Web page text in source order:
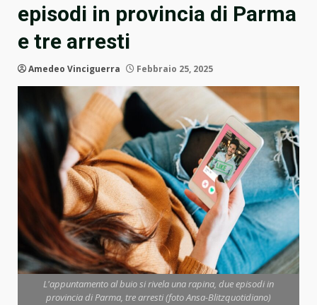
episodi in provincia di Parma
e tre arresti
Amedeo Vinciguerra Febbraio 25, 2025
L'appuntamento al buio si rivela una rapina, due episodi in
provincia di Parma, tre arresti (foto Ansa-Blitzquotidiano)